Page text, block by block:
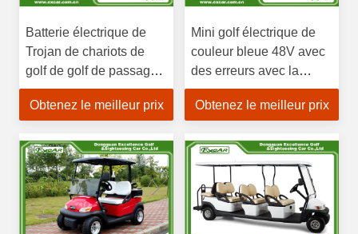
Batterie électrique de
Trojan de chariots de
golf de golf de passager
électrique pourpre de la
voiture 2
Obtenez le meilleur prix
Mini golf électrique de
couleur bleue 48V avec
des erreurs avec la
batterie/contrôleur Trojan
de Curtis
Obtenez le meilleur prix